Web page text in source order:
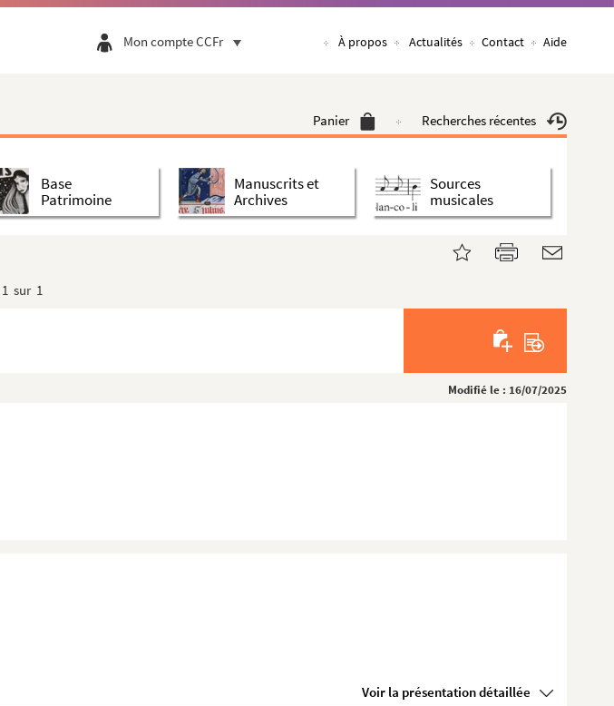
Mon compte CCFr À propos Actualités Contact Aide
Panier Recherches récentes
Base
Patrimoine
Manuscrits et
Archives
Sources
musicales
1 sur 1
Modifié le : 16/07/2025
Voir la présentation détaillée